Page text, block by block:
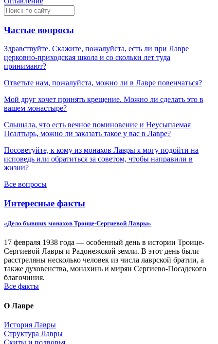
Частые вопросы
Здравствуйте. Скажите, пожалуйста, есть ли при Лавре
церковно-приходская школа и со скольки лет туда
принимают?
Ответьте нам, пожалуйста, можно ли в Лавре повенчаться?
Мой друг хочет принять крещение. Можно ли сделать это в
вашем монастыре?
Слышала, что есть вечное поминовение и Неусыпаемая
Псалтырь, можно ли заказать такое у вас в Лавре?
Посоветуйте, к кому из монахов Лавры я могу подойти на
исповедь или обратиться за советом, чтобы направили в
жизни?
Все вопросы
Интересные факты
«Дело бывших монахов Троице-Сергиевой Лавры»
17 февраля 1938 года — особенный день в истории Троице-
Сергиевой Лавры и Радонежской земли. В этот день были
расстреляны несколько человек из числа лаврской братии, а
также духовенства, монахинь и мирян Сергиево-Посадского
благочиния.
Все факты
О Лавре
История Лавры
Структура Лавры
Скиты и подворья